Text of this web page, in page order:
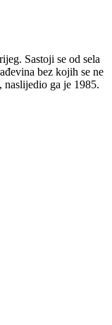
Sastoji se od sela
bez kojih se ne
ga je 1985.